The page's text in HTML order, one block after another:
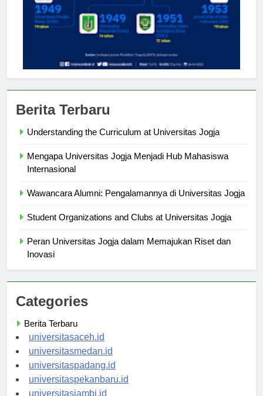
Mengapa Universitas Jogja Menjadi Hub Mahasiswa
Peran Universitas Jogja dalam Memajukan Riset dan
Categories
Berita Terbaru
universitasaceh.id
universitasmedan.id
universitaspadang.id
universitaspekanbaru.id